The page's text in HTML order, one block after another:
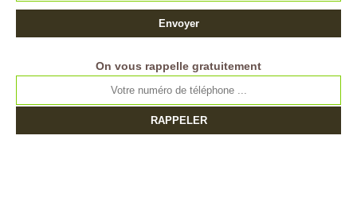
On vous rappelle gratuitement